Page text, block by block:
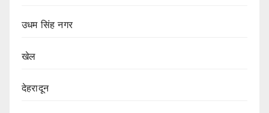
उधम सिंह नगर
खेल
देहरादून